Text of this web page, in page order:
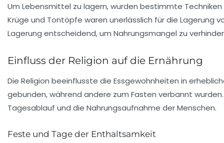
Um Lebensmittel zu lagern, wurden bestimmte
Krüge und Tontöpfe waren unerlässlich für die Lagerung
Lagerung entscheidend, um Nahrungsmangel zu
Einfluss der Religion auf die Ernährung
Die Religion beeinflusste die Essgewohnheiten in
gebunden, während andere zum Fasten verbannt
Tagesablauf und die Nahrungsaufnahme der Menschen.
Feste und Tage der Enthaltsamkeit